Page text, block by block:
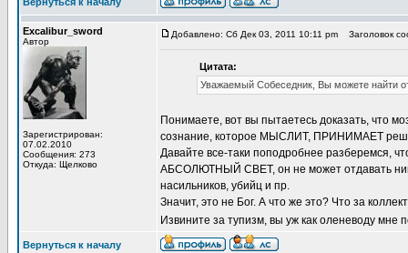
Excalibur_sword
Автор
Зарегистрирован:
07.02.2010
Сообщения: 273
Откуда: Щелково
Добавлено: Сб Дек 03, 2011 10:11 pm Заголовок
Цитата:
Уважаемый Собеседник, Вы можете найти
Понимаете, вот вы пытаетесь доказать, что
сознание, которое МЫСЛИТ, ПРИНИМАЕТ
Давайте все-таки поподробнее разберемся,
АБСОЛЮТНЫЙ СВЕТ, он не может отдавать
насильников, убийц и пр.
Значит, это не Бог. А что же это? Что за
Извините за тупизм, вы уж как оленеводу мне
Вернуться к началу